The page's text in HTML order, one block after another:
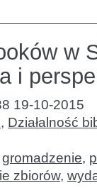
w
i
19-10-2015
, Działalność
gromadzenie,
zbiorów,